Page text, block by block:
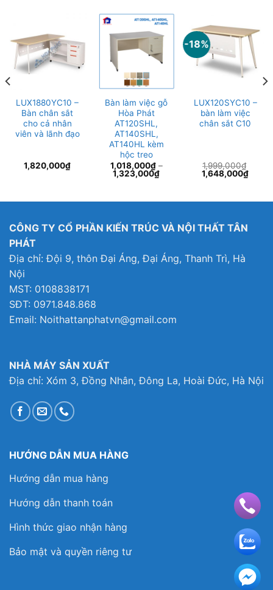
LUX1880YC10 –
Bàn chân sắt
cho cả nhân
viên và lãnh đạo
1,820,000₫
Bàn làm việc gỗ
Hòa Phát
AT120SHL,
AT140SHL,
AT140HL kèm
hộc treo
1,018,000₫–
1,323,000₫
-18%
LUX120SYC10 –
bàn làm việc
chân sắt C10
1,999,000₫
Giá
gốc
1,648,000₫Giá
CÔNG TY CỔ PHẦN KIẾN TRÚC VÀ NỘI THẤT TÂN
PHÁT
Địa chỉ: Đội 9, thôn Đại Áng, Đại Áng, Thanh Trì, Hà
Nội
MST: 0108838171
SĐT: 0971.848.868
Email: Noithattanphatvn@gmail.com
NHÀ MÁY SẢN XUẤT
Địa chỉ: Xóm 3, Đồng Nhân, Đông La, Hoài Đức, Hà Nội
HƯỚNG DẪN MUA HÀNG
Hướng dẫn mua hàng
Hướng dẫn thanh toán
Hình thức giao nhận hàng
Bảo mật và quyền riêng tư